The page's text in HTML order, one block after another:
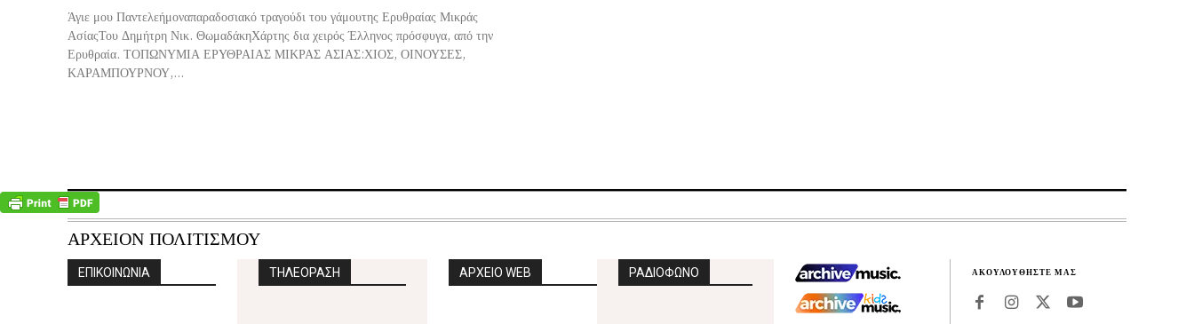
Άγιε μου Παντελεήμοναπαραδοσιακό τραγούδι του γάμουτης Ερυθραίας Μικράς
ΑσίαςΤου Δημήτρη Νικ. ΘωμαδάκηΧάρτης δια χειρός Έλληνος πρόσφυγα, από την
Ερυθραία. ΤΟΠΩΝΥΜΙΑ ΕΡΥΘΡΑΙΑΣ ΜΙΚΡΑΣ ΑΣΙΑΣ:ΧΙΟΣ, ΟΙΝΟΥΣΕΣ,
ΚΑΡΑΜΠΟΥΡΝΟΥ,...
ΑΡΧΕΙΟΝ ΠΟΛΙΤΙΣΜΟΥ
ΕΠΙΚΟΙΝΩΝΙΑ ΤΗΛΕΟΡΑΣΗ ΑΡΧΕΙΟ WEB ΡΑΔΙΟΦΩΝΟ ΑΚΟΥΛΟΥΘΗΣΤΕ ΜΑΣ